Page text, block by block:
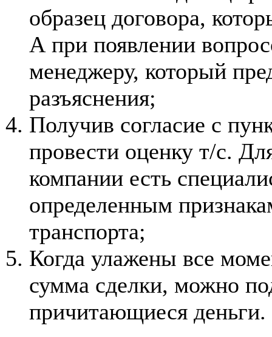
образец договора,
А при появлении
менеджеру, который
разъяснения;
Получив согласие с
провести оценку т/с.
компании есть
определенным
транспорта;
Когда улажены все
сумма сделки, можно
причитающиеся деньги.